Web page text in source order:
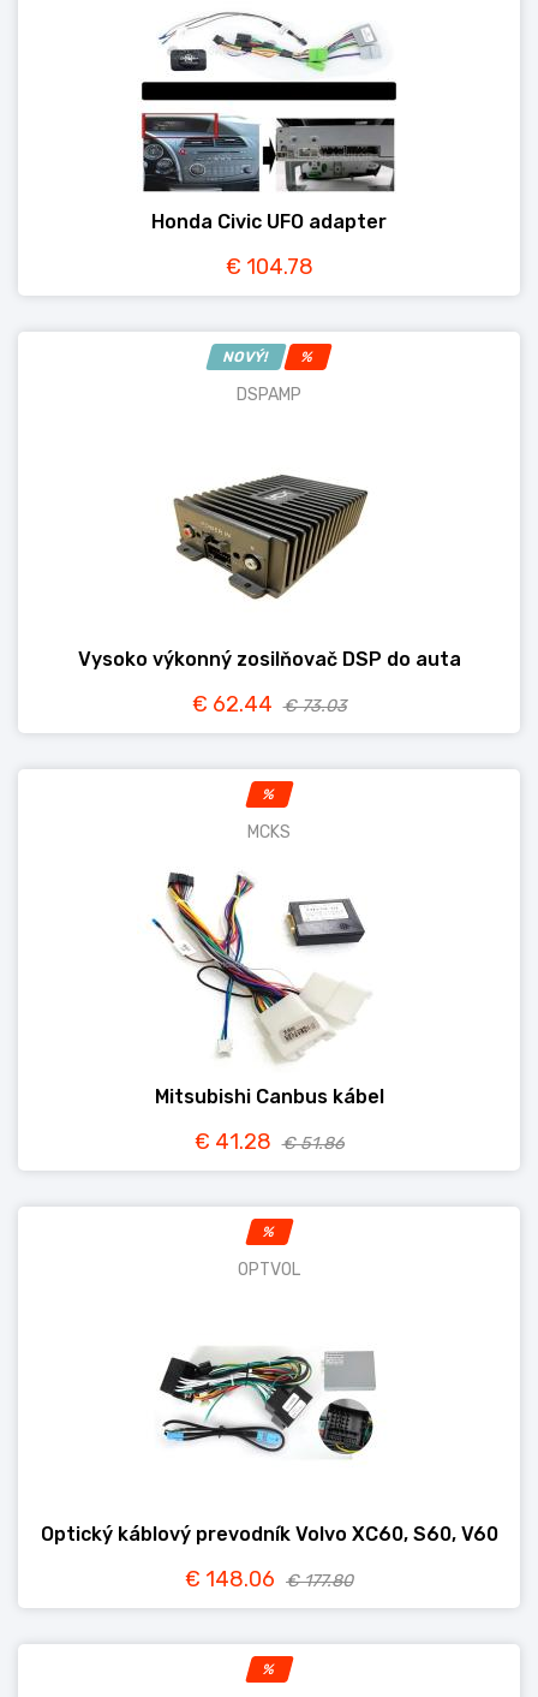
Honda Civic UFO adapter
€ 104.78
NOVÝ! %
DSPAMP
Vysoko výkonný zosilňovač DSP do auta
€ 62.44 € 73.03
%
MCKS
Mitsubishi Canbus kábel
€ 41.28 € 51.86
%
OPTVOL
Optický káblový prevodník Volvo XC60, S60, V60
€ 148.06 € 177.80
%